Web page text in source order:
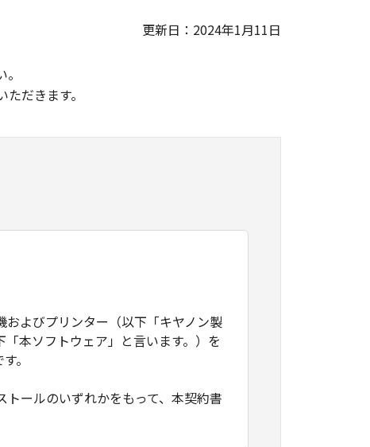
更新日：2024年1月11日
だきます。
よびプリンター（以下「キヤノン製
本ソフトウェア」と言います。）を
。
ールのいずれかをもって、本契約書